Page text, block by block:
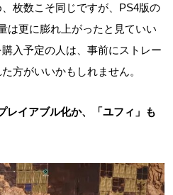
枚数こそ同じですが、PS4版の
は更に膨れ上がったと見ていい
入予定の人は、事前にストレー
方がいいかもしれません。
イアブル化か、「ユフィ」も